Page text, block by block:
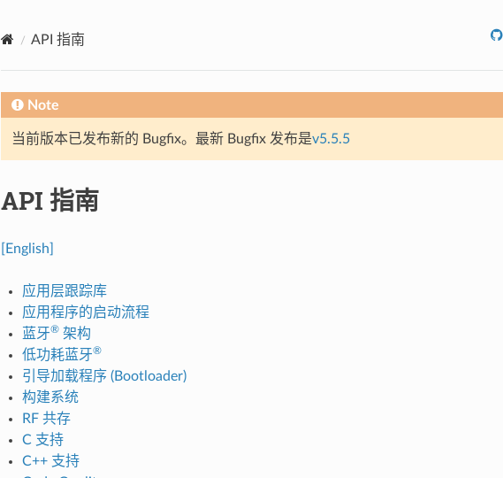
API 指南
Note
当前版本已发布新的 Bugfix。最新 Bugfix 发布是v5.5.5
API 指南
[English]
应用层跟踪库
应用程序的启动流程
蓝牙®架构
低功耗蓝牙®
引导加载程序 (Bootloader)
构建系统
RF 共存
C 支持
C++ 支持